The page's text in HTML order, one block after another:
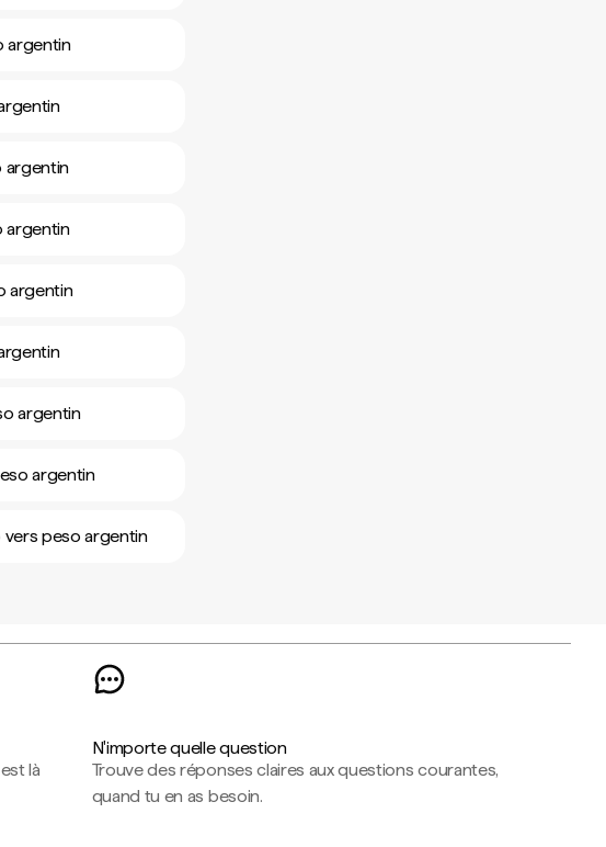
argentin
argentin
argentin
argentin
argentin
argentin
vers peso argentin
là
N'importe quelle question
Trouve des réponses claires aux questions courantes,
quand tu en as besoin.